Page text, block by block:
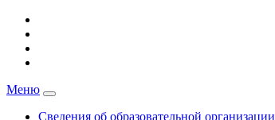
Меню
Сведения об образовательной организации